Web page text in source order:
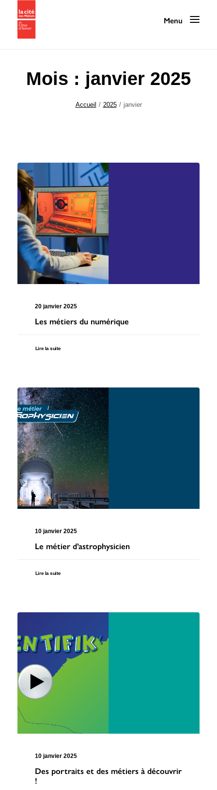
La Cité au quotidien
Infos pratiques / Contact
Recherche
Mois : janvier 2025
Accueil 2025 janvier
20 janvier 2025
Les métiers du numérique
Lire la suite
10 janvier 2025
Le métier d’astrophysicien
Lire la suite
10 janvier 2025
Des portraits et des métiers à découvrir
!